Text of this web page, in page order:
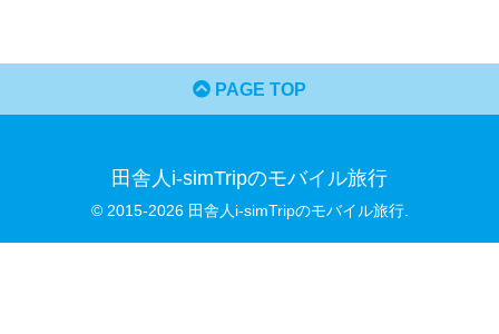
PAGE TOP
田舎人i-simTripのモバイル旅行
© 2015-2026 田舎人i-simTripのモバイル旅行.